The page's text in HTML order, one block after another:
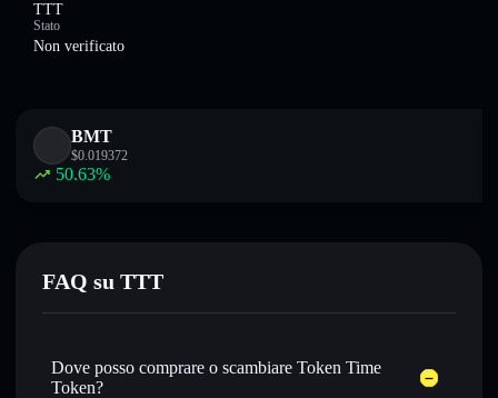
TTT
Stato
Non verificato
BMT
$0.019372
50.63%
FAQ su TTT
Dove posso comprare o scambiare Token Time
Token?